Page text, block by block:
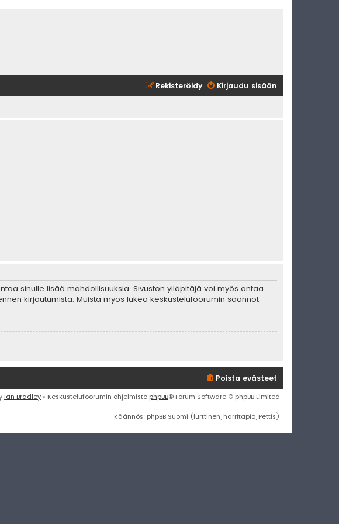
Kirjaudu sisään
Rekisteröidy
sinulle lisää mahdollisuuksia. Sivuston ylläpitäjä voi myös antaa
kirjautumista. Muista myös lukea keskustelufoorumin säännöt.
Poista evästeet
Ian Bradley • Keskustelufoorumin ohjelmisto phpBB® Forum Software © phpBB Limited
Käännös: phpBB Suomi (lurttinen, harritapio, Pettis)